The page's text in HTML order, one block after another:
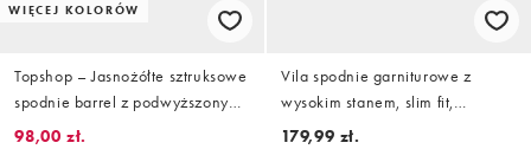
WIĘCEJ KOLORÓW
Topshop – Jasnożółte sztruksowe
spodnie barrel z podwyższonym
stanem
98,00 zł.
Vila spodnie garniturowe z
wysokim stanem, slim fit,
brązowe
179,99 zł.